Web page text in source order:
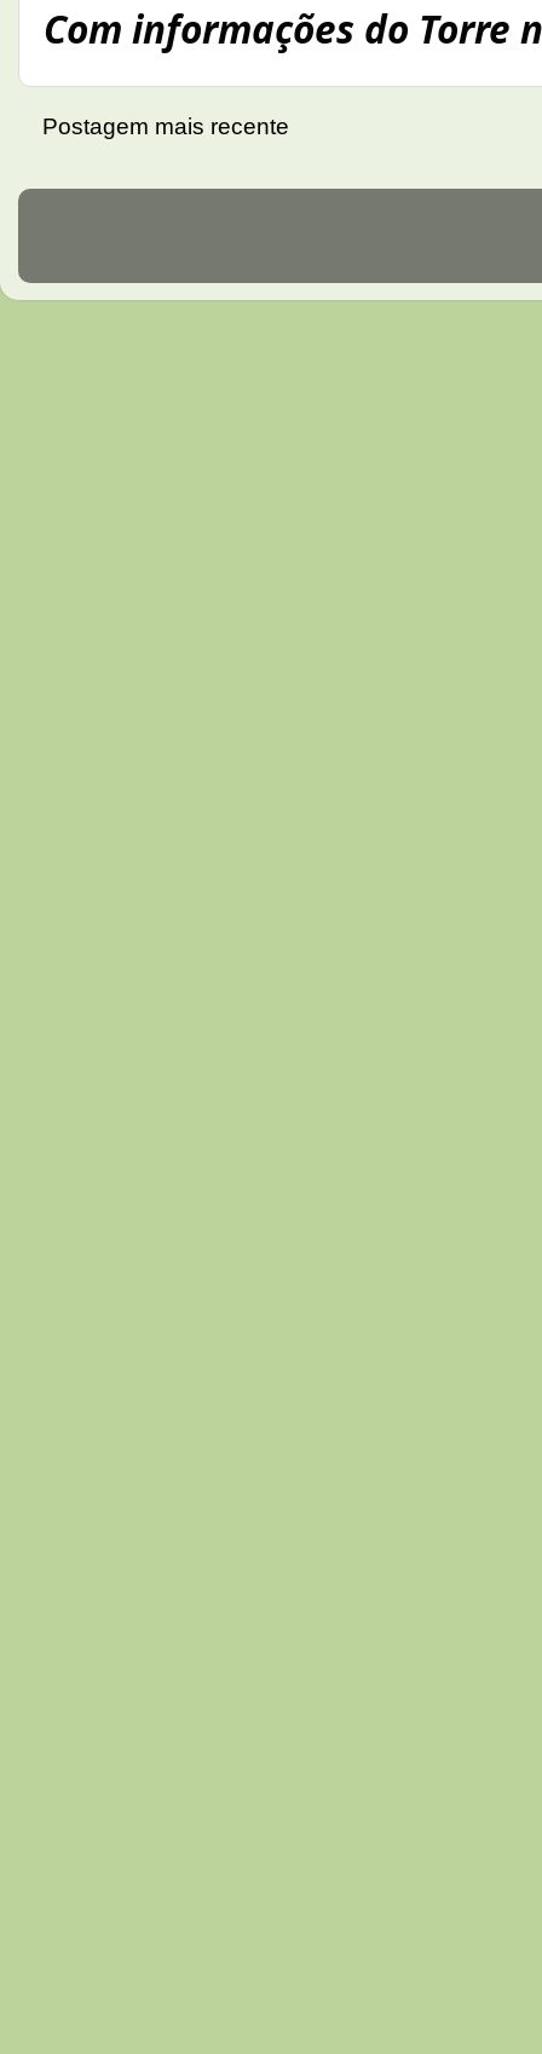
Com informações do Torre
Postagem mais recente